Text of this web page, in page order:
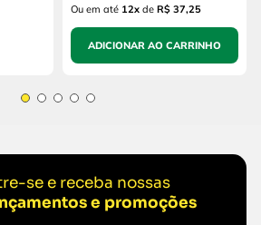
Ou em até 12x de R$ 37,25
ADICIONAR AO CARRINHO
se e receba nossas
e promoções